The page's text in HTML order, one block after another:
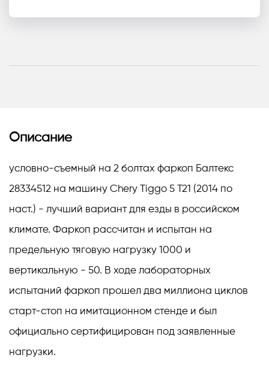
Описание
условно-съемный на 2 болтах фаркоп Балтекс
28334512 на машину Chery Tiggo 5 T21 (2014 по
наст.) - лучший вариант для езды в российском
климате. Фаркоп рассчитан и испытан на
предельную тяговую нагрузку 1000 и
вертикальную - 50. В ходе лабораторных
испытаний фаркоп прошел два миллиона циклов
старт-стоп на имитационном стенде и был
официально сертифицирован под заявленные
нагрузки.